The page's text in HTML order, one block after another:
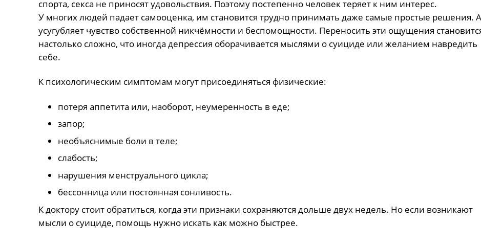
спорта, секса не приносят удовольствия. Поэтому постепенно человек теряет к ним интерес.
У многих людей падает самооценка, им становится трудно принимать даже самые простые решения.
усугубляет чувство собственной никчёмности и беспомощности. Переносить эти ощущения
настолько сложно, что иногда депрессия оборачивается мыслями о суициде или желанием навредить
себе.
К психологическим симптомам могут присоединяться физические:
потеря аппетита или, наоборот, неумеренность в еде;
запор;
необъяснимые боли в теле;
слабость;
нарушения менструального цикла;
бессонница или постоянная сонливость.
К доктору стоит обратиться, когда эти признаки сохраняются дольше двух недель. Но если возникают
мысли о суициде, помощь нужно искать как можно быстрее.